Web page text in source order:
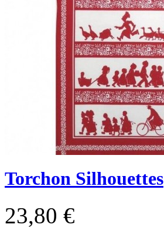
Torchon Silhouettes
23,80 €